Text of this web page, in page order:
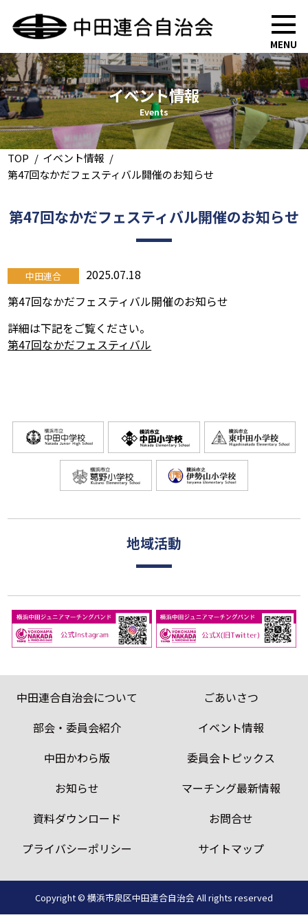
MENU
イベント情報
Events
TOP
イベント情報
第47回なかだフェスティバル開催のお知らせ
第47回なかだフェスティバル開催のお知らせ
中田連合
2025.07.18
第47回なかだフェスティバル開催のお知らせ
詳細は下記をご覧ください。
第47回なかだフェスティバル
地域活動
中田連合自治会について
ごあいさつ
部会・委員会紹介
イベント情報
中田かわら版
委員会トピックス
お知らせ
マーチング最新情報
資料ダウンロード
お問合せ
プライバシーポリシー
サイトマップ
Copyright © 横浜市泉区中田連合自治会 All rights reserved